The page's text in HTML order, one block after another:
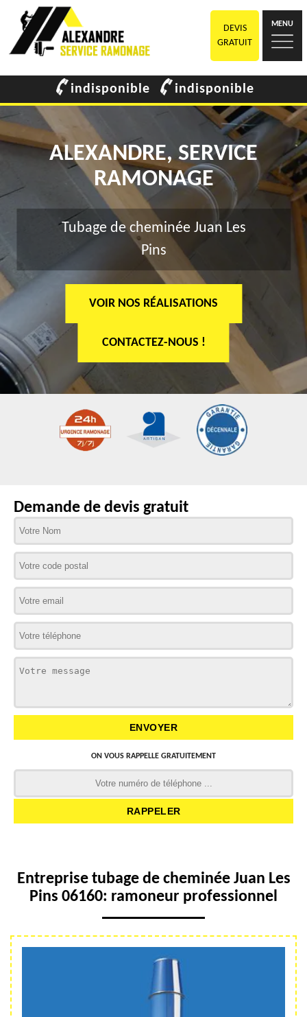
DEVIS
GRATUIT
MENU
indisponible indisponible
ALEXANDRE, SERVICE
RAMONAGE
Tubage de cheminée Juan Les
Pins
VOIR NOS RÉALISATIONS
CONTACTEZ-NOUS !
Demande de devis gratuit
ON VOUS RAPPELLE GRATUITEMENT
Entreprise tubage de cheminée Juan Les
Pins 06160: ramoneur professionnel